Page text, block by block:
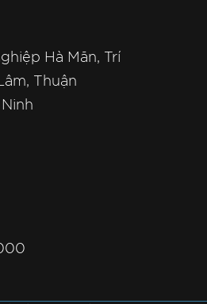
Hà Mãn, Trí
Thuận
Ninh